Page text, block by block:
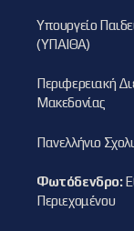
Υπουργείο
(ΥΠΑΙΘΑ)
Περιφερειακή
Μακεδονίας
Πανελλήνιο
Φωτόδενδρο:
Περιεχομένου